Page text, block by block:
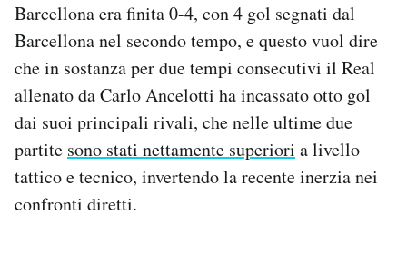
Barcellona era finita 0-4, con 4 gol segnati dal
Barcellona nel secondo tempo, e questo vuol dire
che in sostanza per due tempi consecutivi il Real
allenato da Carlo Ancelotti ha incassato otto gol
dai suoi principali rivali, che nelle ultime due
partite sono stati nettamente superiori a livello
tattico e tecnico, invertendo la recente inerzia nei
confronti diretti.